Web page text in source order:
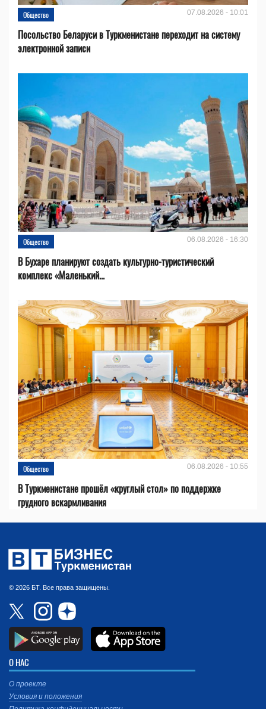
Общество 07.08.2026 - 10:01
Посольство Беларуси в Туркменистане переходит на систему
электронной записи
Общество 06.08.2026 - 16:30
В Бухаре планируют создать культурно-туристический
комплекс «Маленький...
Общество 06.08.2026 - 10:55
В Туркменистане прошёл «круглый стол» по поддержке
грудного вскармливания
© 2026 БТ. Все права защищены.
О НАС
О проекте
Условия и положения